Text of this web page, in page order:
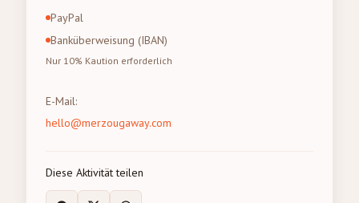
PayPal
Banküberweisung (IBAN)
Nur 10% Kaution erforderlich
E-Mail:
hello@merzougaway.com
Diese Aktivität teilen